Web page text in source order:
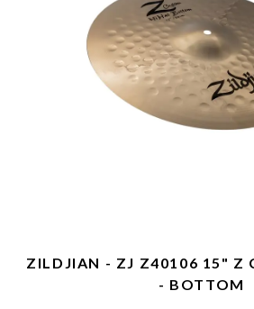
ZILDJIAN - ZJ Z40106 15" Z
- BOTTOM